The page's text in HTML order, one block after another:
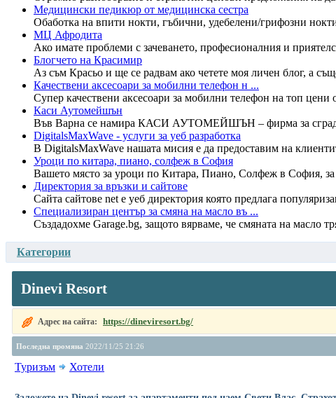
Медицински педикюр от медицинска сестра
Обаботка на впити нокти, гъбични, удебелени/грифозни
МЦ Афродита
Ако имате проблеми с зачеването, професионалния и
Блогчето на Красимир
Аз съм Красьо и ще се радвам ако четете моя личен блог, а
Качествени аксесоари за мобилни телефон н ...
Супер качествени аксесоари за мобилни телефон на топ
Каси Аутомейшън
Във Варна се намира КАСИ АУТОМЕЙШЪН – фирма за
DigitalsMaxWave - услуги за уеб разработка
В DigitalsMaxWave нашата мисия е да предоставим на
Уроци по китара, пиано, солфеж в София
Вашето място за уроци по Китара, Пиано, Солфеж в София,
Директория за връзки и сайтове
Сайта сайтове net е уеб директория която предлага
Специализиран център за смяна на масло въ ...
Създадохме Garage.bg, защото вярваме, че смяната на масло
Категории
Dinevi Resort
Адрес на сайта: https://dineviresort.bg/
Последна промяна 2022/11/25 21:26
Туризъм Хотели